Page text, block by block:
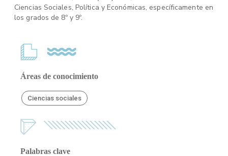
Ciencias Sociales, Política y Económicas, específicamente en
los grados de 8º y 9º.
Áreas de conocimiento
Ciencias sociales
Palabras clave